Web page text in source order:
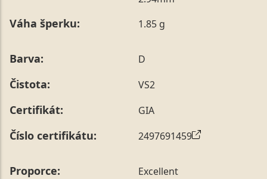
sdělit během jejího telefonického ověření, které z naší
Pro sdělení skladové velikosti tohoto konkrétního
Váha šperku: 1.85 g
Barva: D
Čistota: VS2
Certifikát: GIA
Číslo certifikátu: 2497691459
Proporce: Excellent